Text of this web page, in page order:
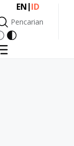
EN|ID
Pencarian
Pencarian